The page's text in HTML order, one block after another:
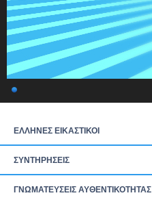
ΕΛΛΗΝΕΣ ΕΙΚΑΣΤΙΚΟΙ
ΣΥΝΤΗΡΗΣΕΙΣ
ΓΝΩΜΑΤΕΥΣΕΙΣ ΑΥΘΕΝΤΙΚΟΤΗΤΑΣ